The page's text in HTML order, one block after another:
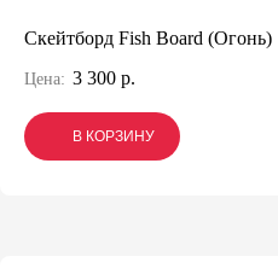
Скейтборд Fish Board (Огонь)
Цена: 3 300 р.
В КОРЗИНУ
В КОРЗИНУ
В КОРЗИНУ